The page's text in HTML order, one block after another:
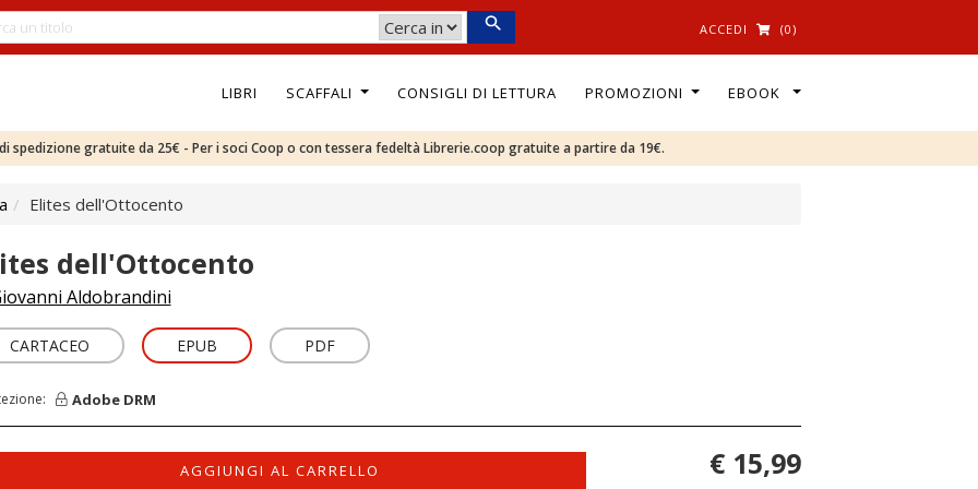
ACCEDI (0)
LIBRI SCAFFALI CONSIGLI DI LETTURA PROMOZIONI EBOOK
spedizione gratuite da 25€ - Per i soci Coop o con tessera fedeltà Librerie.coop gratuite a partire da 19€.
Elites dell'Ottocento
dell'Ottocento
Aldobrandini
CARTACEO EPUB PDF
Adobe DRM
AGGIUNGI AL CARRELLO € 15,99